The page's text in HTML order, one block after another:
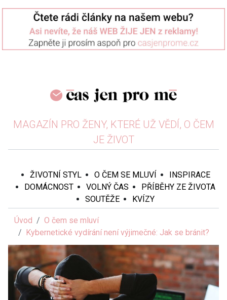
MAGAZÍN PRO ŽENY, KTERÉ UŽ VĚDÍ, O ČEM
JE ŽIVOT
ŽIVOTNÍ STYL O ČEM SE MLUVÍ
INSPIRACE
DOMÁCNOST
VOLNÝ ČAS
PŘÍBĚHY ZE ŽIVOTA
SOUTĚŽE
KVÍZY
Úvod
O čem se mluví
Kybernetické vydírání není výjimečné: Jak se bránit?